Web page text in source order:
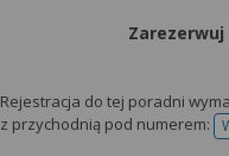
Rejestracja do tej poradni
z przychodnią pod numerem: